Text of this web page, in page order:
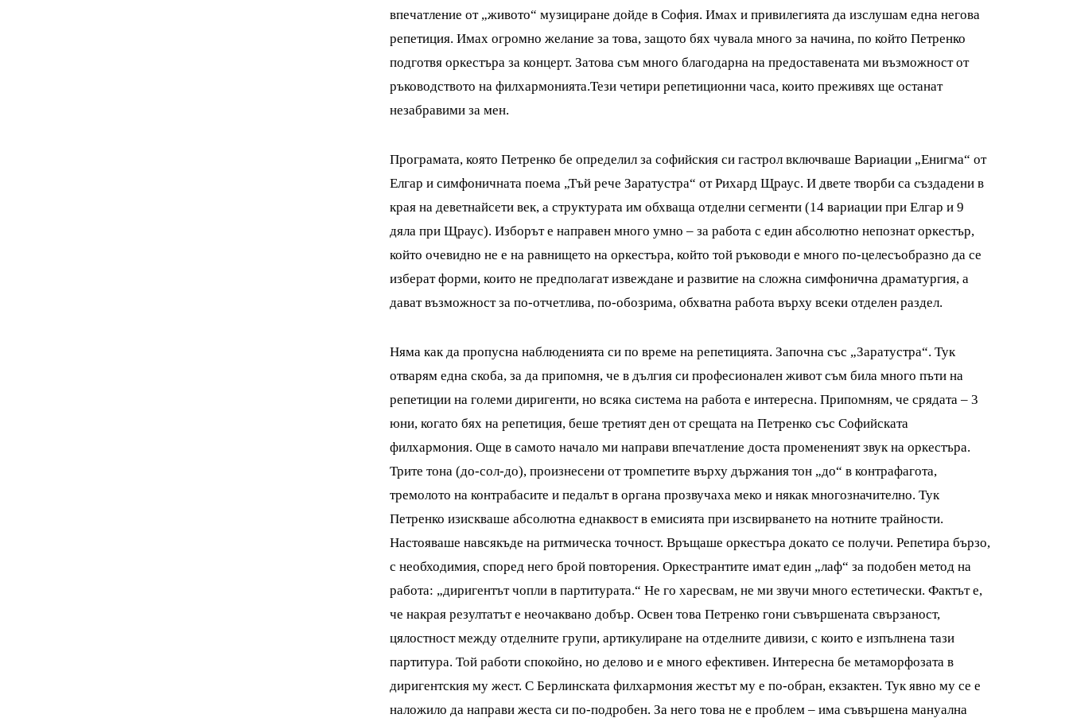
впечатление от „живото“ музициране дойде в София. Имах и привилегията да изслушам една негова
репетиция. Имах огромно желание за това, защото бях чувала много за начина, по който Петренко
подготвя оркестъра за концерт. Затова съм много благодарна на предоставената ми възможност от
ръководството на филхармонията.Тези четири репетиционни часа, които преживях ще останат
незабравими за мен.
Програмата, която Петренко бе определил за софийския си гастрол включваше Вариации „Енигма“ от
Елгар и симфоничната поема „Тъй рече Заратустра“ от Рихард Щраус. И двете творби са създадени в
края на деветнайсети век, а структурата им обхваща отделни сегменти (14 вариации при Елгар и 9
дяла при Щраус). Изборът е направен много умно – за работа с един абсолютно непознат оркестър,
който очевидно не е на равнището на оркестъра, който той ръководи е много по-целесъобразно да се
изберат форми, които не предполагат извеждане и развитие на сложна симфонична драматургия, а
дават възможност за по-отчетлива, по-обозрима, обхватна работа върху всеки отделен раздел.
Няма как да пропусна наблюденията си по време на репетицията. Започна със „Заратустра“. Тук
отварям една скоба, за да припомня, че в дългия си професионален живот съм била много пъти на
репетиции на големи диригенти, но всяка система на работа е интересна. Припомням, че срядата – 3
юни, когато бях на репетиция, беше третият ден от срещата на Петренко със Софийската
филхармония. Още в самото начало ми направи впечатление доста промененият звук на оркестъра.
Трите тона (до-сол-до), произнесени от тромпетите върху държания тон „до“ в контрафагота,
тремолото на контрабасите и педалът в органа прозвучаха меко и някак многозначително. Тук
Петренко изискваше абсолютна еднаквост в емисията при изсвирването на нотните трайности.
Настояваше навсякъде на ритмическа точност. Връщаше оркестъра докато се получи. Репетира бързо,
с необходимия, според него брой повторения. Оркестрантите имат един „лаф“ за подобен метод на
работа: „диригентът чопли в партитурата.“ Не го харесвам, не ми звучи много естетически. Фактът е,
че накрая резултатът е неочаквано добър. Освен това Петренко гони съвършената свързаност,
цялостност между отделните групи, артикулиране на отделните дивизи, с които е изпълнена тази
партитура. Той работи спокойно, но делово и е много ефективен. Интересна бе метаморфозата в
диригентския му жест. С Берлинската филхармония жестът му е по-обран, екзактен. Тук явно му се е
наложило да направи жеста си по-подробен. За него това не е проблем – има съвършена мануална